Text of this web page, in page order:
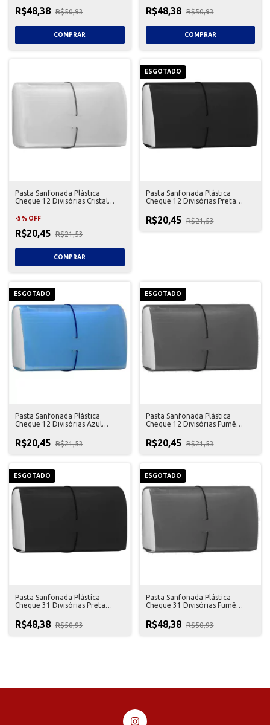
R$48,38 R$50,93 R$48,38 R$50,93
Pasta Sanfonada Plástica
Cheque 12 Divisórias Cristal
-5% OFF
R$20,45 R$21,53
ESGOTADO
Pasta Sanfonada Plástica
Cheque 12 Divisórias Preta
R$20,45 R$21,53
ESGOTADO
Pasta Sanfonada Plástica
Cheque 12 Divisórias Azul
R$20,45 R$21,53
ESGOTADO
Pasta Sanfonada Plástica
Cheque 12 Divisórias Fumê
R$20,45 R$21,53
ESGOTADO
Pasta Sanfonada Plástica
Cheque 31 Divisórias Preta
R$48,38 R$50,93
ESGOTADO
Pasta Sanfonada Plástica
Cheque 31 Divisórias Fumê
R$48,38 R$50,93